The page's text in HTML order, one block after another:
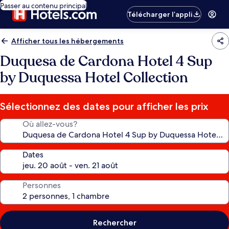
Passer au contenu principal
Télécharger l’appli
Afficher tous les hébergements
Duquesa de Cardona Hotel 4 Sup
by Duquessa Hotel Collection
Sélectionnez des dates pour afficher les prix
Où allez-vous?
Dates
Personnes
Rechercher